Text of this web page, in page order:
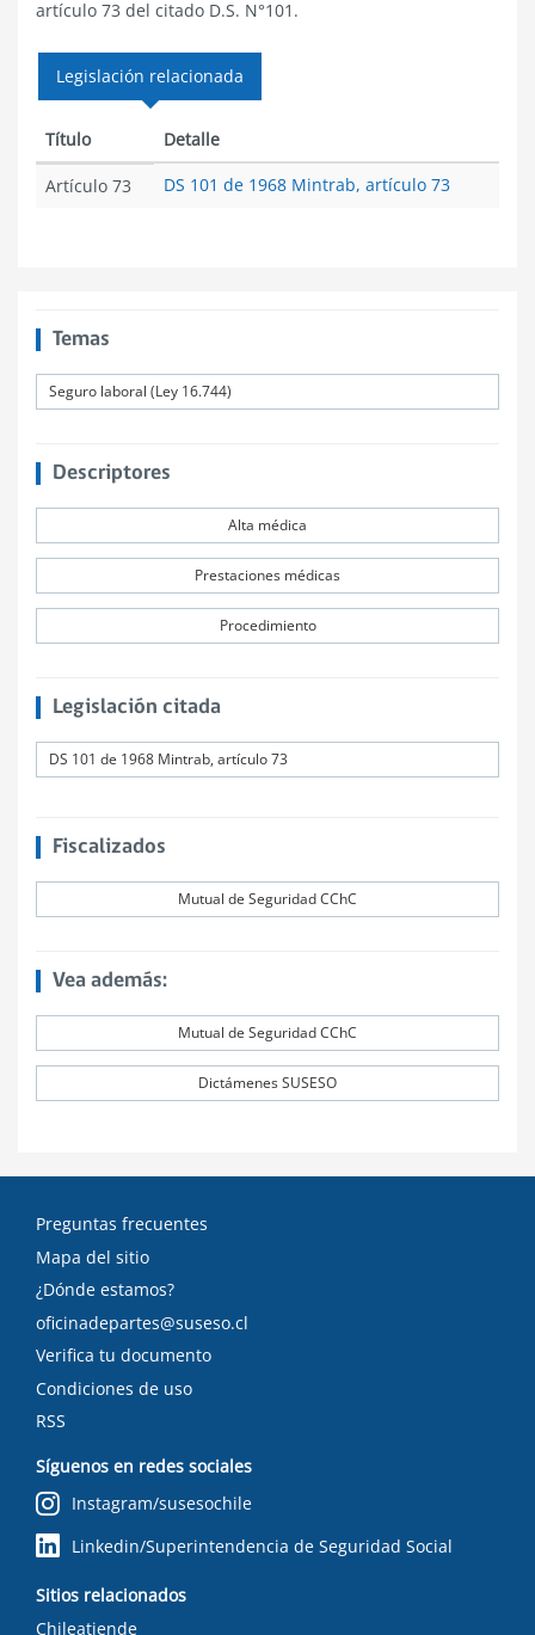
artículo 73 del citado D.S. N°101.
Legislación relacionada
Título Detalle
Artículo 73 DS 101 de 1968 Mintrab, artículo 73
Temas
Seguro laboral (Ley 16.744)
Descriptores
Alta médica
Prestaciones médicas
Procedimiento
Legislación citada
DS 101 de 1968 Mintrab, artículo 73
Fiscalizados
Mutual de Seguridad CChC
Vea además:
Mutual de Seguridad CChC
Dictámenes SUSESO
Preguntas frecuentes
Mapa del sitio
¿Dónde estamos?
oficinadepartes@suseso.cl
Verifica tu documento
Condiciones de uso
RSS
Síguenos en redes sociales
Instagram/susesochile
Linkedin/Superintendencia de Seguridad Social
Sitios relacionados
Chileatiende